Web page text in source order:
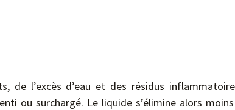
de l’excès d’eau et des résidus
ou surchargé. Le liquide s’élimine alors